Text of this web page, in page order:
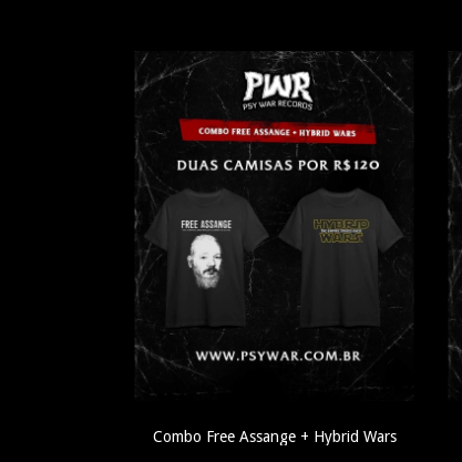
Combo Free Assange + Hybrid Wars